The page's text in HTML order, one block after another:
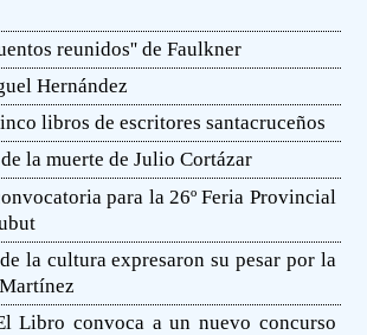
reunidos'' de Faulkner
Hernández
libros de escritores santacruceños
la muerte de Julio Cortázar
para la 26º Feria Provincial
la cultura expresaron su pesar por la
Libro convoca a un nuevo concurso